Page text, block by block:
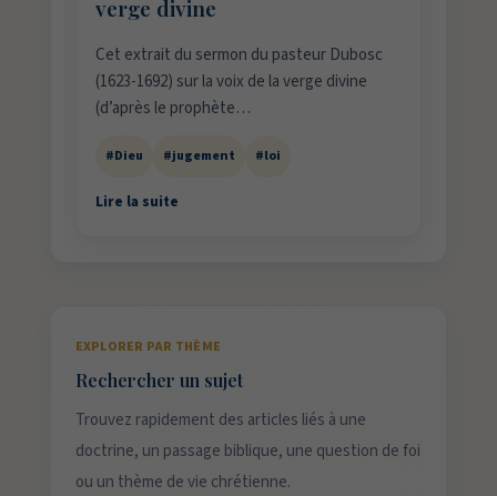
verge divine
Cet extrait du sermon du pasteur Dubosc
(1623-1692) sur la voix de la verge divine
(d’après le prophète…
#Dieu #jugement #loi
Lire la suite
EXPLORER PAR THÈME
Rechercher un sujet
Trouvez rapidement des articles liés à une
doctrine, un passage biblique, une question de foi
ou un thème de vie chrétienne.